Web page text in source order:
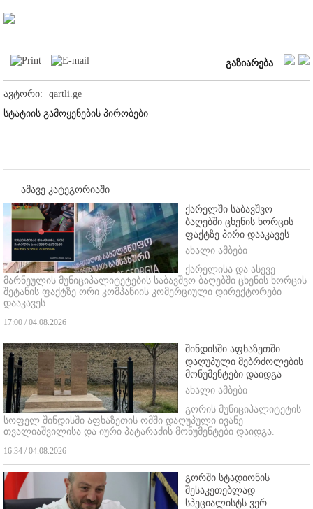
გაზიარება
ავტორი:
qartli.ge
სტატიის გამოყენების პირობები
ამავე კატეგორიაში
ქარელში საბავშვო
ბაღებში ცხენის ხორცის
ფაქტზე პირი დააკავეს
ახალი ამბები
ქარელისა და ასევე
მარნეულის მუნიციპალიტეტების საბავშვო ბაღებში ცხენის ხორცის
შეტანის ფაქტზე ორი კომპანიის კომერციული დირექტორები
დააკავეს.
17:00 / 04.08.2026
შინდისში აფხაზეთში
დაღუპული მებრძოლების
მონუმენტები დაიდგა
ახალი ამბები
გორის მუნიციპალიტეტის
სოფელ შინდისში აფხაზეთის ომში დაღუპული ივანე
თვალიაშვილისა და იური პატარაძის მონუმენტები დაიდგა.
16:34 / 04.08.2026
გორში სტადიონის
შესაკეთებლად
სპეციალისტს ვერ